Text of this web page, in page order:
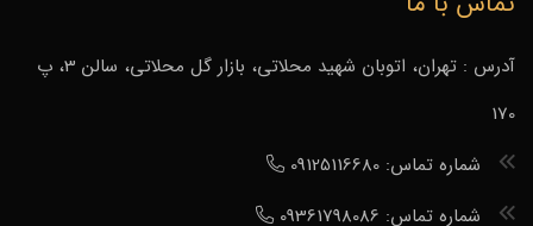
آدرس : تهران، اتوبان شهید محلاتی، بازار گل محلاتی، سالن 3، پ
170
شماره تماس: 09125116680
شماره تماس: 09361798086